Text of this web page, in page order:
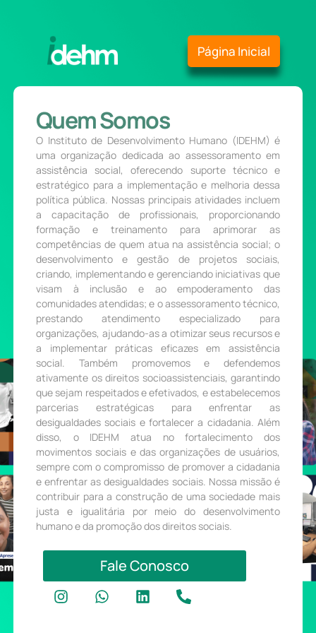
Página Inicial
Quem Somos
O Instituto de Desenvolvimento Humano (IDEHM) é
uma organização dedicada ao assessoramento em
assistência social, oferecendo suporte técnico e
estratégico para a implementação e melhoria dessa
política pública. Nossas principais atividades incluem
a capacitação de profissionais, proporcionando
formação e treinamento para aprimorar as
competências de quem atua na assistência social; o
desenvolvimento e gestão de projetos sociais,
criando, implementando e gerenciando iniciativas que
visam à inclusão e ao empoderamento das
comunidades atendidas; e o assessoramento técnico,
prestando atendimento especializado para
organizações, ajudando-as a otimizar seus recursos e
a implementar práticas eficazes em assistência
social. Também promovemos e defendemos
ativamente os direitos socioassistenciais, garantindo
que sejam respeitados e efetivados, e estabelecemos
parcerias estratégicas para enfrentar as
desigualdades sociais e fortalecer a cidadania. Além
disso, o IDEHM atua no fortalecimento dos
movimentos sociais e das organizações de usuários,
sempre com o compromisso de promover a cidadania
e enfrentar as desigualdades sociais. Nossa missão é
contribuir para a construção de uma sociedade mais
justa e igualitária por meio do desenvolvimento
humano e da promoção dos direitos sociais.
Fale Conosco